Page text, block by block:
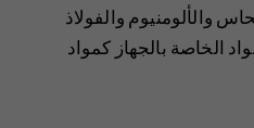
والألومنيوم والفولاذ
الخاصة بالجهاز كمواد